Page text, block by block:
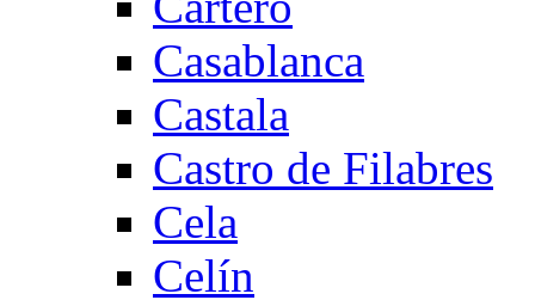
Casablanca
Castala
Castro de Filabres
Cela
Celín